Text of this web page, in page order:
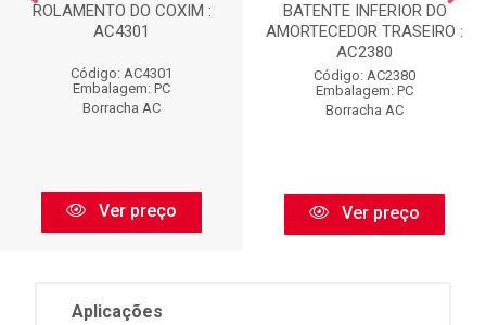
ROLAMENTO DO COXIM :
AC4301
Código: AC4301
Embalagem: PC
Borracha AC
Ver preço
BATENTE INFERIOR DO
AMORTECEDOR TRASEIRO :
AC2380
Código: AC2380
Embalagem: PC
Borracha AC
Ver preço
Aplicações